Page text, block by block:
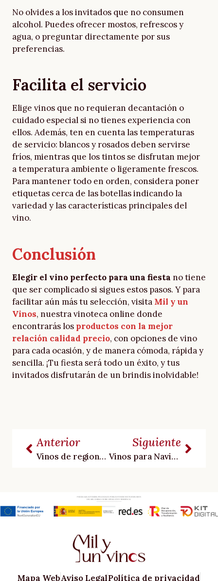
No olvides a los invitados que no consumen
alcohol. Puedes ofrecer mostos, refrescos y
agua, o preguntar directamente por sus
preferencias.
Facilita el servicio
Elige vinos que no requieran decantación o
cuidado especial si no tienes experiencia con
ellos. Además, ten en cuenta las temperaturas
de servicio: blancos y rosados deben servirse
fríos, mientras que los tintos se disfrutan mejor
a temperatura ambiente o ligeramente frescos.
Para mantener todo en orden, considera poner
etiquetas cerca de las botellas indicando la
variedad y las características principales del
vino.
Conclusión
Elegir el vino perfecto para una fiesta no tiene
que ser complicado si sigues estos pasos. Y para
facilitar aún más tu selección, visita Mil y un
Vinos, nuestra vinoteca online donde
encontrarás los productos con la mejor
relación calidad precio, con opciones de vino
para cada ocasión, y de manera cómoda, rápida y
sencilla. ¡Tu fiesta será todo un éxito, y tus
invitados disfrutarán de un brindis inolvidable!
Anterior
Vinos de regiones emergentes: Descubre nuevos destinos
Siguiente
Vinos para Navidad: Estos nunca fallan
Mapa WebAviso LegalPolítica de privacidad